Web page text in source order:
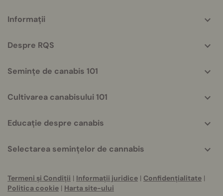
helpful
Informații
Despre RQS
Semințe de canabis 101
Cultivarea canabisului 101
Educație despre canabis
Selectarea semințelor de cannabis
Termeni și Condiții | Informații juridice | Confidențialitate |
Politica cookie | Harta site-ului